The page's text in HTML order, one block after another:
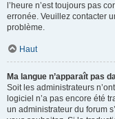
l’heure n’est toujours pas
erronée. Veuillez contacter
problème.
Haut
Ma langue n’apparaît pas
Soit les administrateurs
logiciel n’a pas encore été
un administrateur du forum